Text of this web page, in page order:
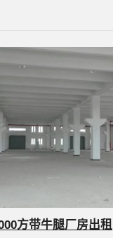
方带牛腿厂房出租